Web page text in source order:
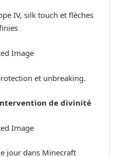
IV, silk touch et flèches
et unbreaking.
de divinité
jour dans Minecraft